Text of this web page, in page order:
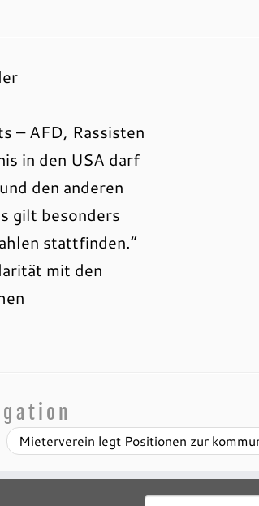
– AFD, Rassisten
in den USA darf
den anderen
gilt besonders
stattfinden.“
mit den
Mieterverein legt Positionen zur